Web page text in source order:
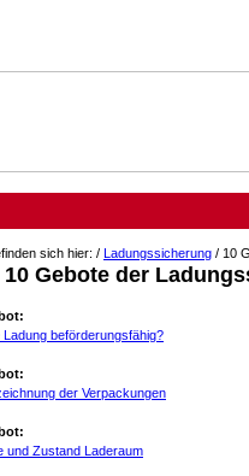
sich hier: / Ladungssicherung / 10
10 Gebote der
Ladung beförderungsfähig?
der Verpackungen
und Zustand Laderaum